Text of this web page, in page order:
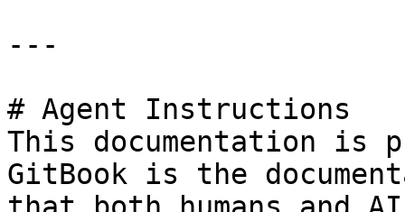
---
# Agent Instructions
This documentation is
GitBook is the